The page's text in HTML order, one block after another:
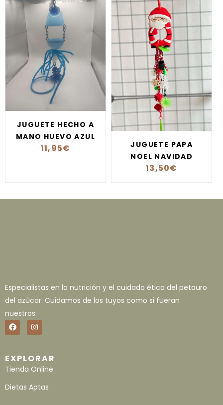
JUGUETE HECHO A
MANO HUEVO AZUL
11,95€
JUGUETE PAPA
NOEL NAVIDAD
13,50€
Especialistas en la nutrición y el cuidado ético del petauro
del azúcar. Cuidamos de los tuyos como si fueran
nuestros.
EXPLORAR
Tienda Online
Dietas Aptas